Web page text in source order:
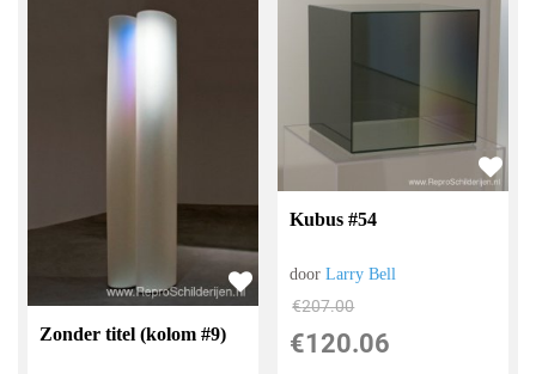
Zonder titel (kolom #9)
Kubus #54
doorLarry Bell
€207.00
€120.06